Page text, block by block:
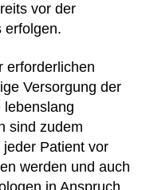
vor der
erfolgen.
erforderlichen
Versorgung der
lebenslang
sind zudem
Patient vor
werden und auch
in Anspruch